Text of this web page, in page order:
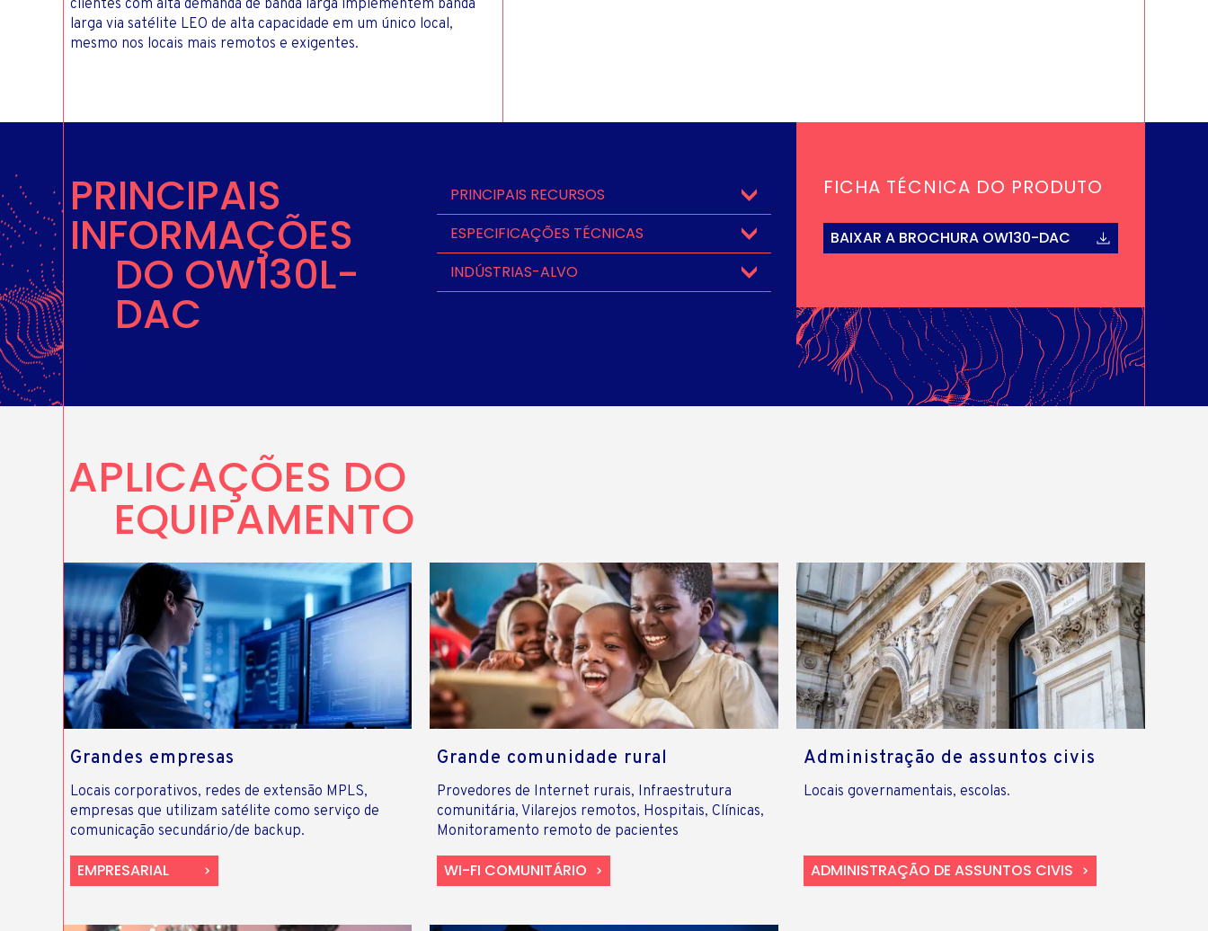
clientes com alta demanda de banda larga implementem banda
larga via satélite LEO de alta capacidade em um único local,
mesmo nos locais mais remotos e exigentes.
PRINCIPAIS
INFORMAÇÕES
DO OW130L-
DAC
PRINCIPAIS RECURSOS
ESPECIFICAÇÕES TÉCNICAS
INDÚSTRIAS-ALVO
FICHA TÉCNICA DO PRODUTO
BAIXAR A BROCHURA OW130-DAC
APLICAÇÕES DO
EQUIPAMENTO
Grandes empresas
Locais corporativos, redes de extensão MPLS,
empresas que utilizam satélite como serviço de
comunicação secundário/de backup.
EMPRESARIAL
Grande comunidade rural
Provedores de Internet rurais, Infraestrutura
comunitária, Vilarejos remotos, Hospitais, Clínicas,
Monitoramento remoto de pacientes
WI-FI COMUNITÁRIO
Administração de assuntos civis
Locais governamentais, escolas.
ADMINISTRAÇÃO DE ASSUNTOS CIVIS